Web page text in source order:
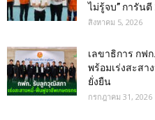
ไม่รู้จบ” การัน
สิงหาคม 5, 2026
เลขาธิการ กฟ
พร้อมเร่งสะสา
ยั่งยืน
กรกฎาคม 31, 2026